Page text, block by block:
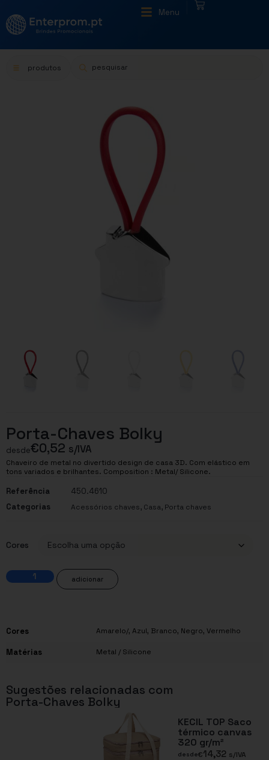
Menu
produtos
Porta-Chaves Bolky
desde€0,52 s/IVA
Chaveiro de metal no divertido design de casa 3D. Com elástico em
tons variados e brilhantes. Composition : Metal/ Silicone.
Referência
450.4610
Categorias
Acessórios chaves, Casa, Porta chaves
Cores
adicionar
Cores Amarelo/, Azul, Branco, Negro, Vermelho
Matérias Metal / Silicone
Sugestões relacionadas com
Porta-Chaves Bolky
KECIL TOP Saco
térmico canvas
320 gr/m²
desde€14,32 s/IVA